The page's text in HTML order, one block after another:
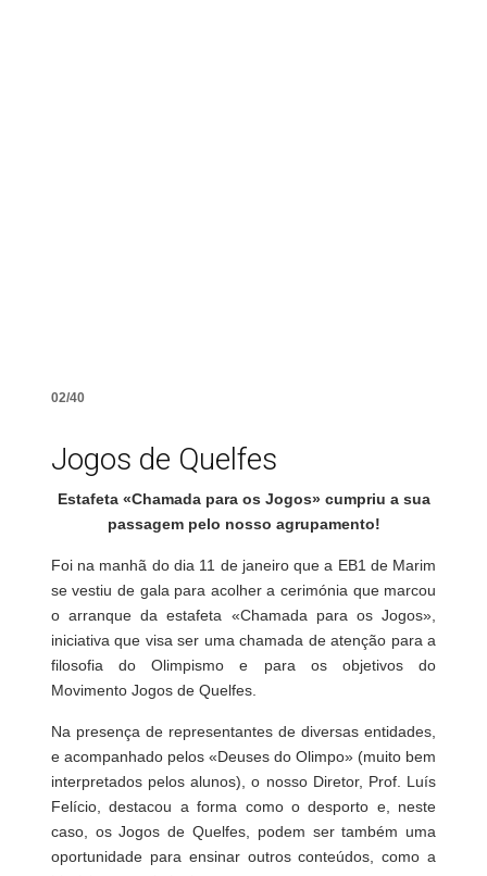
02/40
Jogos de Quelfes
Estafeta «Chamada para os Jogos» cumpriu a sua
passagem pelo nosso agrupamento!
Foi na manhã do dia 11 de janeiro que a EB1 de Marim
se vestiu de gala para acolher a cerimónia que marcou
o arranque da estafeta «Chamada para os Jogos»,
iniciativa que visa ser uma chamada de atenção para a
filosofia do Olimpismo e para os objetivos do
Movimento Jogos de Quelfes.
Na presença de representantes de diversas entidades,
e acompanhado pelos «Deuses do Olimpo» (muito bem
interpretados pelos alunos), o nosso Diretor, Prof. Luís
Felício, destacou a forma como o desporto e, neste
caso, os Jogos de Quelfes, podem ser também uma
oportunidade para ensinar outros conteúdos, como a